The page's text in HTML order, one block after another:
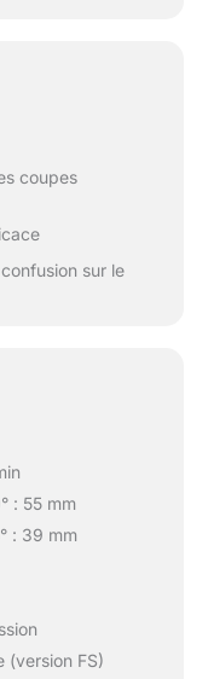
coupes
sur le
: 55 mm
: 39 mm
(version FS)